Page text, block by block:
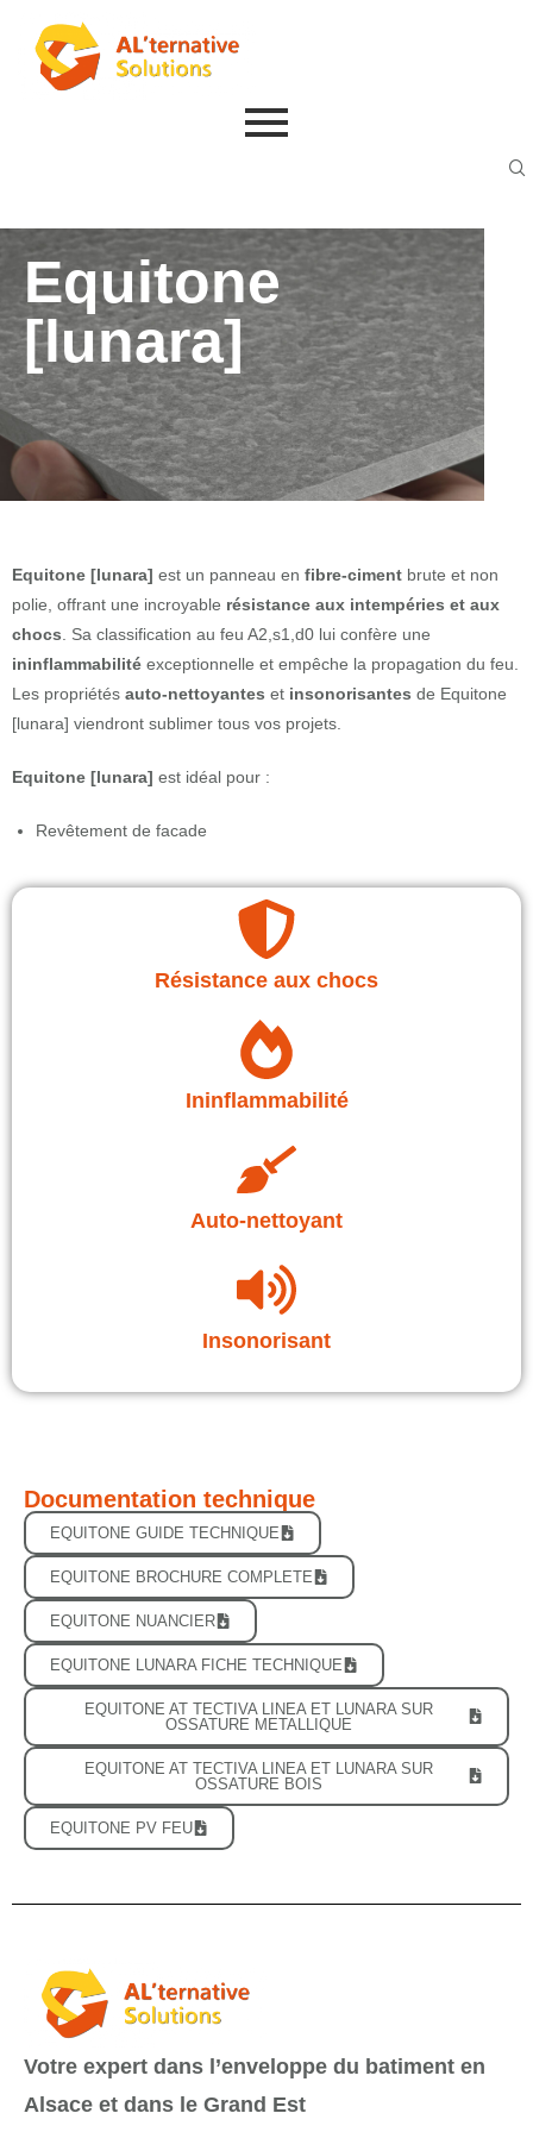
Equitone
[lunara]
Equitone [lunara] est un panneau en fibre-ciment brute et non
polie, offrant une incroyable résistance aux intempéries et aux
chocs . Sa classification au feu A2,s1,d0 lui confère une
ininflammabilité exceptionnelle et empêche la propagation du feu.
Les propriétés auto-nettoyantes et insonorisantes de Equitone
[lunara] viendront sublimer tous vos projets.
Equitone [lunara] est idéal pour :
Revêtement de facade
Résistance aux chocs
Ininflammabilité
Auto-nettoyant
Insonorisant
Documentation technique
EQUITONE GUIDE TECHNIQUE
EQUITONE BROCHURE COMPLETE
EQUITONE NUANCIER
EQUITONE LUNARA FICHE TECHNIQUE
EQUITONE AT TECTIVA LINEA ET LUNARA SUR
OSSATURE METALLIQUE
EQUITONE AT TECTIVA LINEA ET LUNARA SUR
OSSATURE BOIS
EQUITONE PV FEU
Votre expert dans l’enveloppe du batiment en
Alsace et dans le Grand Est